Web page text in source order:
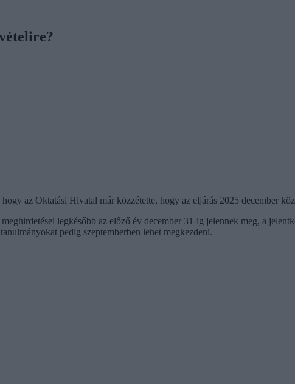
az Oktatási Hivatal már közzétette, hogy az eljárás 2025 december
legkésőbb az előző év december 31-ig jelennek meg, a
pedig szeptemberben lehet megkezdeni.